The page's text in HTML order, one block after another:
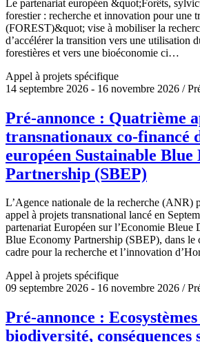
Le partenariat européen &quot;Forêts,
forestier : recherche et innovation pour une
(FOREST)&quot; vise à mobiliser la
d’accélérer la transition vers une utilisation
forestières et vers une bioéconomie ci…
Appel à projets spécifique
14 septembre 2026 - 16 novembre 2026 /
Pré-annonce : Quatrième
transnationaux co-financé
européen Sustainable Blue
Partnership (SBEP)
L’Agence nationale de la recherche (ANR)
appel à projets transnational lancé en
partenariat Européen sur l’Economie Bleue
Blue Economy Partnership (SBEP), dans le
cadre pour la recherche et l’innovation
Appel à projets spécifique
09 septembre 2026 - 16 novembre 2026 /
Pré-annonce :
biodiversité, conséquences